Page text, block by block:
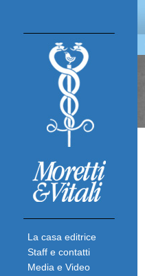
La casa editrice
Staff e contatti
Media e Video